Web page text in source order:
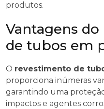
produtos.
Vantagens
de tubos em
O revestimento de
proporciona inúmeras
garantindo uma
impactos e agentes